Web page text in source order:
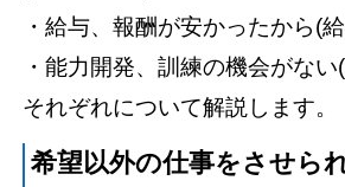
・給与、報酬が安かったから(
・能力開発、訓練の機会がな
それぞれについて解説します。
希望以外の仕事をさせら